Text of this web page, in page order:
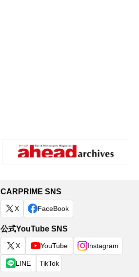
CARPRIME SNS
X FaceBook
公式YouTube SNS
X YouTube Instagram
LINE TikTok